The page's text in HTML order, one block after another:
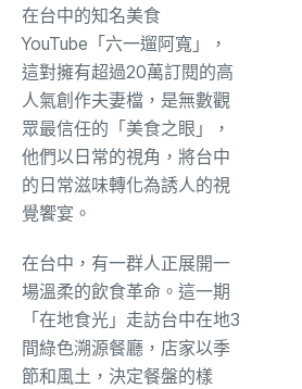
在台中的知名美食
YouTube「六一遛阿寬」，
這對擁有超過20萬訂閱的高
人氣創作夫妻檔，是無數觀
眾最信任的「美食之眼」，
他們以日常的視角，將台中
的日常滋味轉化為誘人的視
覺饗宴。
在台中，有一群人正展開一
場溫柔的飲食革命。這一期
「在地食光」走訪台中在地3
間綠色溯源餐廳，店家以季
節和風土，決定餐盤的樣